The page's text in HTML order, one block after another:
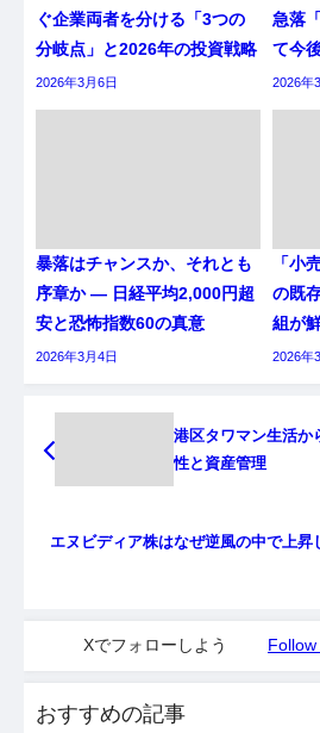
ぐ企業両者を分ける「3つの
分岐点」と2026年の投資戦略
2026年3月6日
急落
て今
2026年
暴落はチャンスか、それとも
序章か ― 日経平均2,000円超
安と恐怖指数60の真意
2026年3月4日
「小
の既
組が
2026年
港区タワマン生活か
性と資産管理
エヌビディア株はなぜ逆風の中で上昇
Xでフォローしよう
おすすめの記事